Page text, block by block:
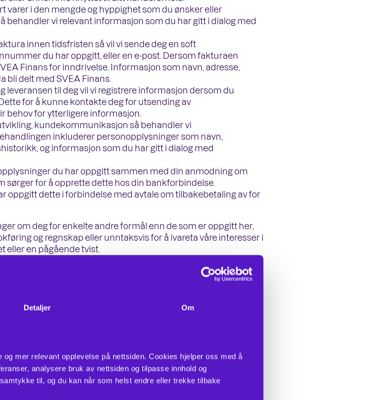
Detaljer Om
mer relevant opplevelse på nettsiden. Cookies hjelper oss med å
analysere bruk av nettsiden og tilpasse innhold og
til, og du kan når som helst endre eller trekke tilbake
varer i den mengde og hyppighet som du ønsker eller
behandler vi relevant informasjon som du har gitt i dialog med
innen tidsfristen så vil vi sende deg en soft
du har oppgitt, eller en e-post. Dersom fakturaen
Finans for inndrivelse. Informasjon som navn, adresse,
bli delt med SVEA Finans.
leveransen til deg vil vi registrere informasjon dersom du
for å kunne kontakte deg for utsending av
behov for ytterligere informasjon.
kundekommunikasjon så behandler vi
inkluderer personopplysninger som navn,
og informasjon som du har gitt i dialog med
du har oppgitt sammen med din anmodning om
sørger for å opprette dette hos din bankforbindelse.
oppgitt dette i forbindelse med avtale om tilbakebetaling av for
om deg for enkelte andre formål enn de som er oppgitt her,
og regnskap eller unntaksvis for å ivareta våre interesser i
eller en pågående tvist.
dine personopplysninger
behandlingsansvarlig kan behandle personopplysninger om
er inngått mellom deg som kunde og Calanus AS som
som overstiger de personvernmessige ulempene som du
artikkel 6.